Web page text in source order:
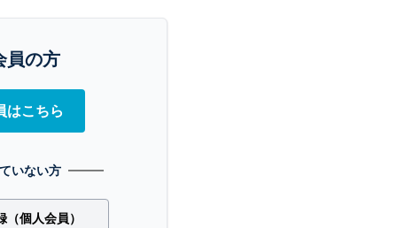
員の方
はこちら
いない方
個人会員）